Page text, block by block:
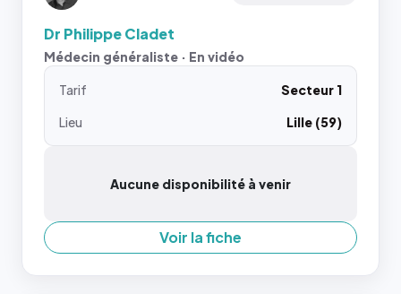
Dr Philippe Cladet
Médecin généraliste · En vidéo
Tarif
Secteur 1
Lieu
Lille (59)
Aucune disponibilité à venir
Voir la fiche